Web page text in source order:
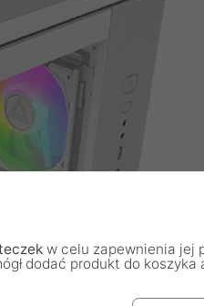
w celu zapewnienia jej
dodać produkt do